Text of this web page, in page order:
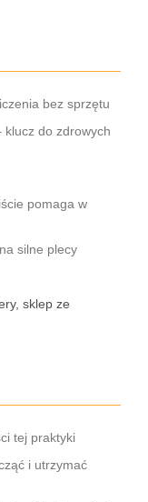
bez sprzętu
klucz do zdrowych
pomaga w
silne plecy
sklep ze
tej praktyki
i utrzymać